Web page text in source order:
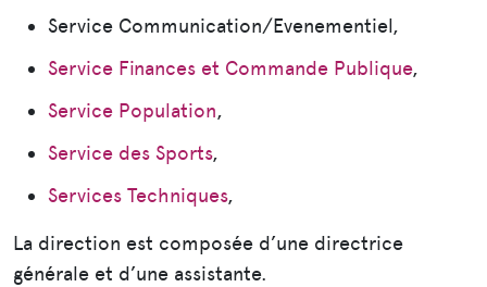
Service Communication/Evenementiel,
Service Finances et Commande Publique,
Service Population,
Service des Sports,
Services Techniques,
La direction est composée d’une directrice
générale et d’une assistante.